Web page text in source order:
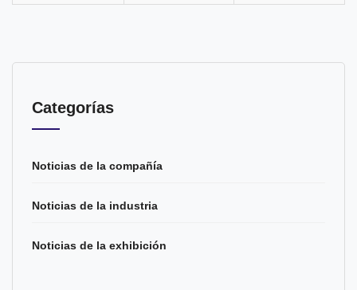
Categorías
Noticias de la compañía
Noticias de la industria
Noticias de la exhibición